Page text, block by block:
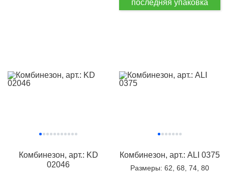
Комбинезон, арт.: KD
02046
последняя упаковка
Комбинезон, арт.: ALI 0375
Размеры: 62, 68, 74, 80